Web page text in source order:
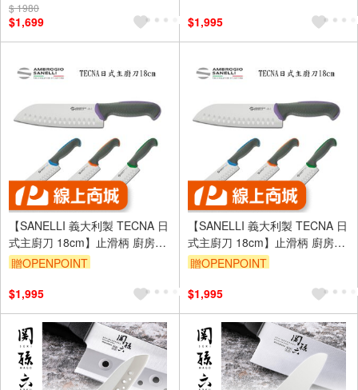
$ 1980
$1,699
$1,995
【SANELLI 義大利製 TECNA 日
式主廚刀 18cm】止滑柄 廚房刀
調理刀 三德刀 主廚刀 日式主廚
贈OPENPOINT
$1,995
【SANELLI 義大利製 TECNA 日
式主廚刀 18cm】止滑柄 廚房刀
調理刀 三德刀 主廚刀 日式主廚
贈OPENPOINT
$1,995